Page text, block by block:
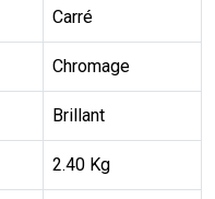
Carré
Chromage
Brillant
2.40 Kg